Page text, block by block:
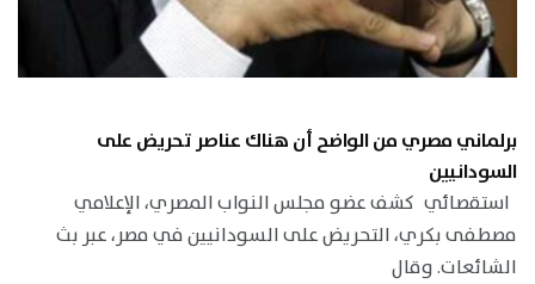
برلماني مصري من الواضح أن هناك عناصر تحريض على
السودانيين
استقصائي كشف عضو مجلس النواب المصري، الإعلامي
مصطفى بكري، التحريض على السودانيين في مصر، عبر بث
الشائعات. وقال